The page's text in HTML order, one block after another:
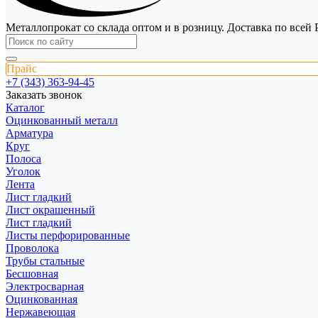
Металлопрокат со склада оптом и в розницу. Доставка по всей
Прайс
+7 (343) 363-94-45
Заказать звонок
Каталог
Оцинкованный металл
Арматура
Круг
Полоса
Уголок
Лента
Лист гладкий
Лист окрашенный
Лист гладкий
Листы перфорированные
Проволока
Трубы стальные
Бесшовная
Электросварная
Оцинкованная
Нержавеющая